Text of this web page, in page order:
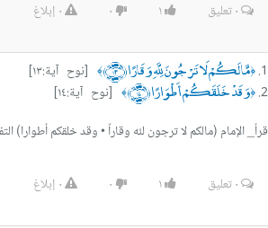
٠تعليق ١ ٠ ٠ إبلاغ
﴿مَّا لَكُمْ لَا تَرْجُونَ لِلَّهِ وَقَارًا ﴿١٣﴾ ﴾ [نوح آية:١٣]
﴿وَقَدْ خَلَقَكُمْ أَطْوَارًا ﴿١٤﴾ ﴾
[نوح آية:١٤]
قرأ_ الإمام (مالكم لا ترجون لله وقاراً • وقد خلقكم
٠تعليق ١ ٠ ٠ إبلاغ